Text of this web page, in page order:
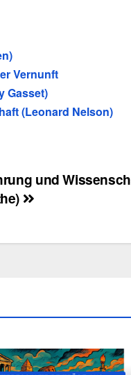
Vernunft
Gasset)
(Leonard Nelson)
und